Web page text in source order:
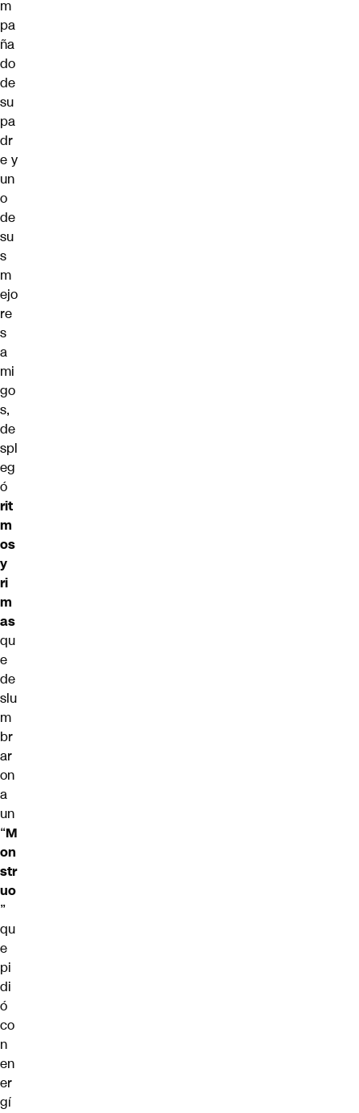
m
pa
ña
do
de
su
pa
dr
e y
un
o
de
su
s
m
ejo
re
s
a
mi
go
s,
de
spl
eg
ó
rit
m
os
y
ri
m
as
qu
e
de
slu
m
br
ar
on
a
un
“M
on
str
uo
”
qu
e
pi
di
ó
co
n
en
er
gí